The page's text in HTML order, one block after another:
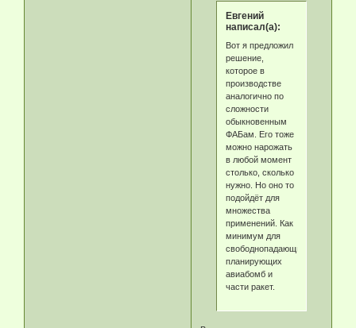
Eвгeний
написал(а):
Вот я предложил
решение,
которое в
производстве
аналогично по
сложности
обыкновенным
ФАБам. Его тоже
можно нарожать
в любой момент
столько, сколько
нужно. Но оно то
подойдёт для
множества
применений. Как
минимум для
свободнопадающих,
планирующих
авиабомб и
части ракет.